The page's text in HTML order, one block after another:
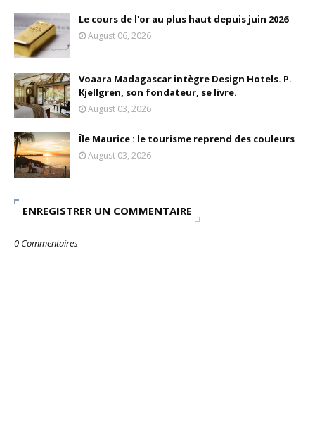
Le cours de l'or au plus haut depuis juin 2026
August 06, 2026
Voaara Madagascar intègre Design Hotels. P.
Kjellgren, son fondateur, se livre.
August 03, 2026
Île Maurice : le tourisme reprend des couleurs
August 03, 2026
ENREGISTRER UN COMMENTAIRE
0 Commentaires